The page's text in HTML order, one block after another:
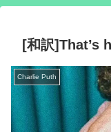
[和訳]That’s
Charlie Puth